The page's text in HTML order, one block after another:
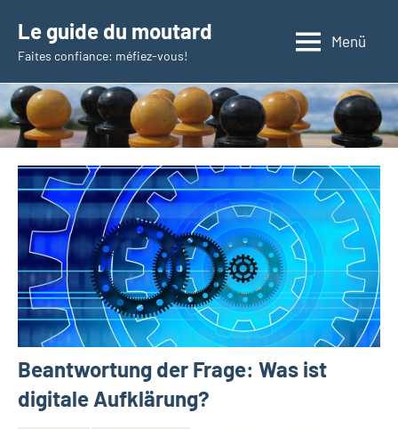
Inhalt
springen
Le guide du moutard
Faites confiance: méfiez-vous!
Menü
Beantwortung der Frage: Was ist
digitale Aufklärung?